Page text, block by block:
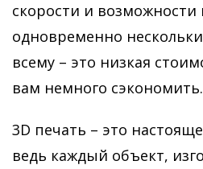
скорости и возможности
одновременно
всему – это низкая
вам немного сэкономить.
3D печать – это
ведь каждый объект,